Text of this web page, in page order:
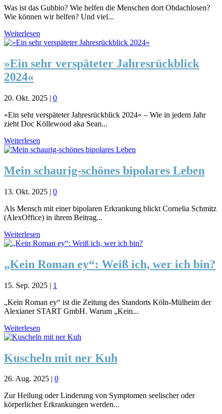
Was ist das Gubbio? Wie helfen die Menschen dort Obdachlosen?
Wie können wir helfen? Und viel...
Weiterlesen
»Ein sehr verspäteter Jahresrückblick
2024«
20. Okt. 2025 | 0
»Ein sehr verspäteter Jahresrückblick 2024« – Wie in jedem Jahr
zieht Doc Köllewood aka Sean...
Weiterlesen
Mein schaurig-schönes bipolares Leben
13. Okt. 2025 | 0
Als Mensch mit einer bipolaren Erkrankung blickt Cornelia Schmitz
(AlexOffice) in ihrem Beitrag...
Weiterlesen
„Kein Roman ey“: Weiß ich, wer ich bin?
15. Sep. 2025 | 1
„Kein Roman ey“ ist die Zeitung des Standorts Köln-Mülheim der
Alexianer START GmbH. Warum „Kein...
Weiterlesen
Kuscheln mit ner Kuh
26. Aug. 2025 | 0
Zur Heilung oder Linderung von Symptomen seelischer oder
körperlicher Erkrankungen werden...